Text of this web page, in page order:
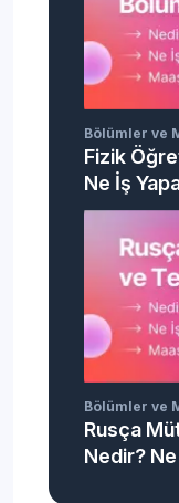
Bölümler ve
Fizik
Ne İş
Bölümler ve
Rusça
Nedir?